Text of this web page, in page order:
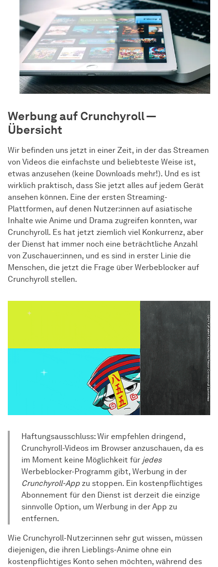
Werbung auf Crunchyroll —
Übersicht
Wir befinden uns jetzt in einer Zeit, in der das Streamen
von Videos die einfachste und beliebteste Weise ist,
etwas anzusehen (keine Downloads mehr!). Und es ist
wirklich praktisch, dass Sie jetzt alles auf jedem Gerät
ansehen können. Eine der ersten Streaming-
Plattformen, auf denen Nutzer:innen auf asiatische
Inhalte wie Anime und Drama zugreifen konnten, war
Crunchyroll. Es hat jetzt ziemlich viel Konkurrenz, aber
der Dienst hat immer noch eine beträchtliche Anzahl
von Zuschauer:innen, und es sind in erster Linie die
Menschen, die jetzt die Frage über Werbeblocker auf
Crunchyroll stellen.
Haftungsausschluss: Wir empfehlen dringend,
Crunchyroll-Videos im Browser anzuschauen, da es
im Moment keine Möglichkeit für jedes
Werbeblocker-Programm gibt, Werbung in der
Crunchyroll-App zu stoppen. Ein kostenpflichtiges
Abonnement für den Dienst ist derzeit die einzige
sinnvolle Option, um Werbung in der App zu
entfernen.
Wie Crunchyroll-Nutzer:innen sehr gut wissen, müssen
diejenigen, die ihren Lieblings-Anime ohne ein
kostenpflichtiges Konto sehen möchten, während des